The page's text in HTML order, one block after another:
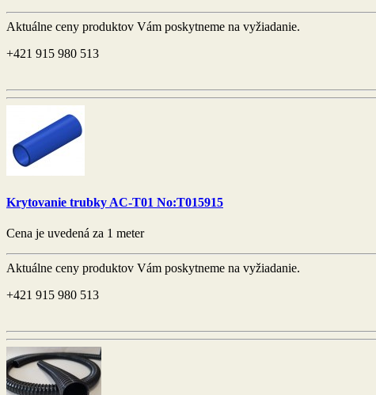
Aktuálne ceny produktov Vám poskytneme na vyžiadanie.
+421 915 980 513
Krytovanie trubky AC-T01 No:T015915
Cena je uvedená za 1 meter
Aktuálne ceny produktov Vám poskytneme na vyžiadanie.
+421 915 980 513